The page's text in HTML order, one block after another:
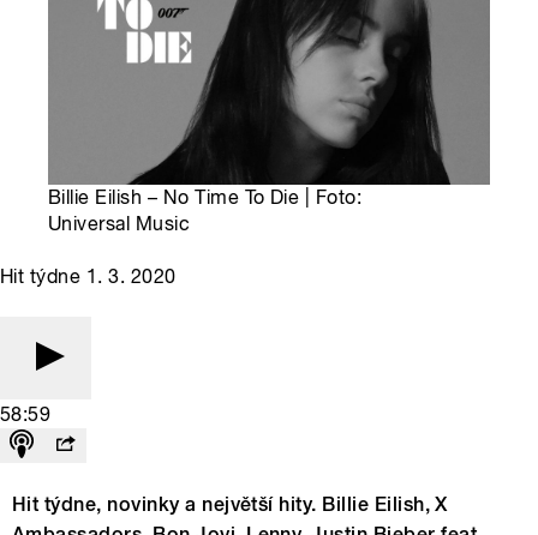
Billie Eilish – No Time To Die | Foto:
Universal Music
Hit týdne 1. 3. 2020
58:59
Hit týdne, novinky a největší hity. Billie Eilish, X